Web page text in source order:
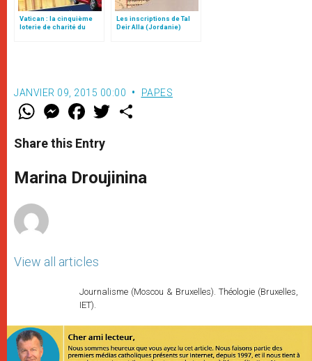
Vatican : la cinquième
loterie de charité du
Les inscriptions de Tal
Deir Alla (Jordanie)
JANVIER 09, 2015 00:00 PAPES
W
t
s
p
p
M
e
s
e
g
e
F
a
e
b
o
k
w
r
Share this Entry
Marina Droujinina
View all articles
Journalisme (Moscou & Bruxelles). Théologie (Bruxelles,
IET).